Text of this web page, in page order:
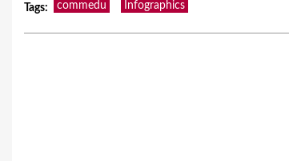
Tags: commedu Infographics